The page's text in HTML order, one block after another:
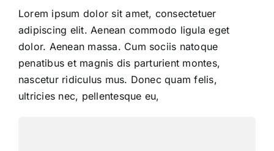
Lorem ipsum dolor sit amet, consectetuer
adipiscing elit. Aenean commodo ligula eget
dolor. Aenean massa. Cum sociis natoque
penatibus et magnis dis parturient montes,
nascetur ridiculus mus. Donec quam felis,
ultricies nec, pellentesque eu,